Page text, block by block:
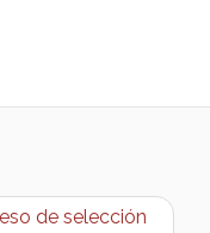
de selección